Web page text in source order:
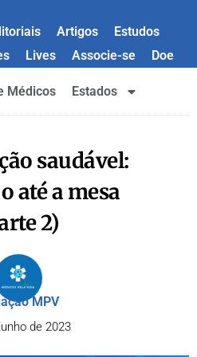
Artigos
Estudos
Lives Associe-se Doe
Médicos Estados
saudável:
até a mesa
2)
MPV
de 2023